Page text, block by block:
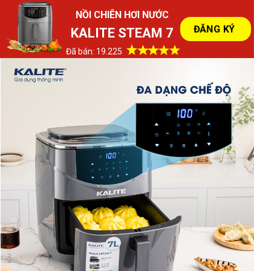
NỒI CHIÊN HƠI NƯỚC
KALITE STEAM 7
Đã bán: 19.225
ĐĂNG KÝ